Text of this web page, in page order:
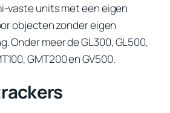
vaste units met een eigen
objecten zonder eigen
Onder meer de GL300, GL500,
GMT200 en GV500.